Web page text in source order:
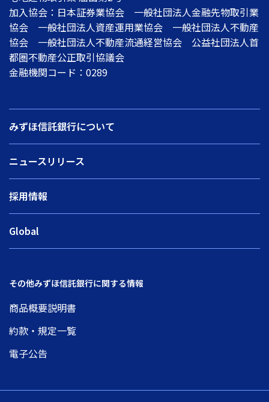
加入協会：日本証券業協会 一般社団法人金融先物取引業
協会 一般社団法人資産運用業協会 一般社団法人不動産
協会 一般社団法人不動産流通経営協会 公益社団法人首
都圏不動産公正取引協議会
金融機関コード：0289
みずほ信託銀行について
ニュースリリース
採用情報
Global
その他みずほ信託銀行に関する情報
商品概要説明書
約款・規定一覧
電子公告